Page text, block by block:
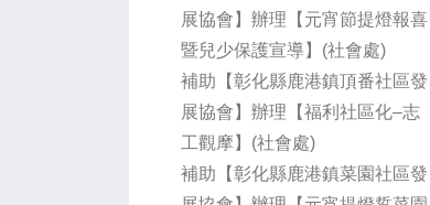
展協會】辦理【元宵節提燈報喜
暨兒少保護宣導】(社會處)
補助【彰化縣鹿港鎮頂番社區發
展協會】辦理【福利社區化–志
工觀摩】(社會處)
補助【彰化縣鹿港鎮菜園社區發